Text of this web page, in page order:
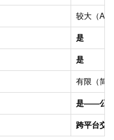
较大（
是
是
有限（简
是——公
跨平台交